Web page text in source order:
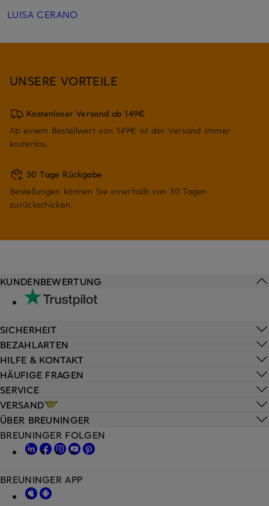
LUISA CERANO
UNSERE VORTEILE
Kostenloser Versand ab 149€
Ab einem Bestellwert von 149€ ist der Versand immer
kostenlos.
30 Tage Rückgabe
Bestellungen können Sie innerhalb von 30 Tagen
zurückschicken.
HILFE & KONTAKT
HÄUFIGE FRAGEN
SERVICE
VERSAND
KUNDENBEWERTUNG
SICHERHEIT
BEZAHLARTEN
ÜBER BREUNINGER
BREUNINGER FOLGEN
BREUNINGER APP